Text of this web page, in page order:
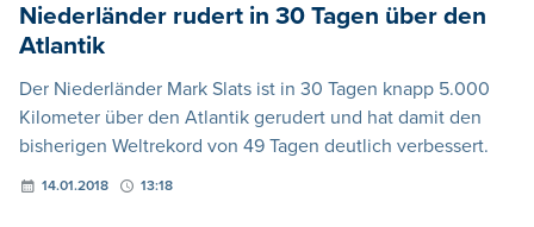
Niederländer rudert in 30 Tagen über den
Atlantik
Der Niederländer Mark Slats ist in 30 Tagen knapp 5.000
Kilometer über den Atlantik gerudert und hat damit den
bisherigen Weltrekord von 49 Tagen deutlich verbessert.
14.01.2018 13:18